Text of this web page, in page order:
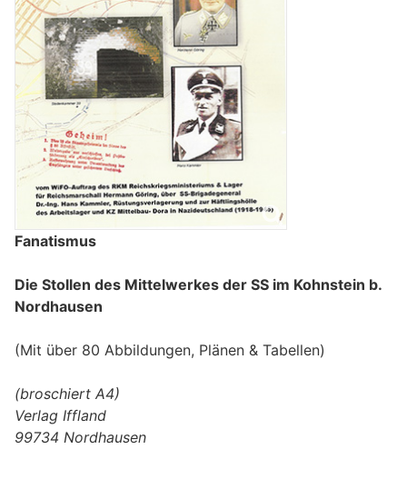
Fanatismus
Die Stollen des Mittelwerkes der SS im Kohnstein b.
Nordhausen
(Mit über 80 Abbildungen, Plänen & Tabellen)
(broschiert A4)
Verlag Iffland
99734 Nordhausen